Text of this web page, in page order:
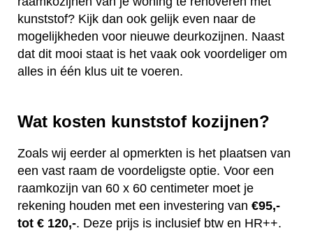
kunststof? Kijk dan ook gelijk even naar de
mogelijkheden voor nieuwe deurkozijnen. Naast
dat dit mooi staat is het vaak ook voordeliger om
alles in één klus uit te voeren.
Wat kosten kunststof kozijnen?
Zoals wij eerder al opmerkten is het plaatsen van
een vast raam de voordeligste optie. Voor een
raamkozijn van 60 x 60 centimeter moet je
rekening houden met een investering van €95,-
tot € 120,-. Deze prijs is inclusief btw en HR++.